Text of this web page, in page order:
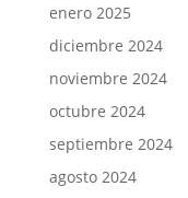
enero 2025
diciembre 2024
noviembre 2024
octubre 2024
septiembre 2024
agosto 2024